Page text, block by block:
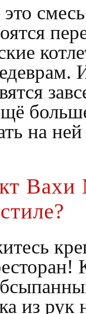
на
Вахи
из